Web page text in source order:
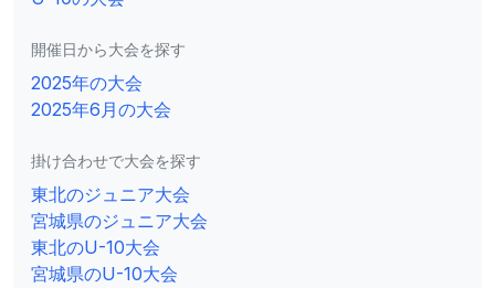
開催日から大会を探す
2025年の大会
2025年6月の大会
掛け合わせで大会を探す
東北のジュニア大会
宮城県のジュニア大会
東北のU-10大会
宮城県のU-10大会